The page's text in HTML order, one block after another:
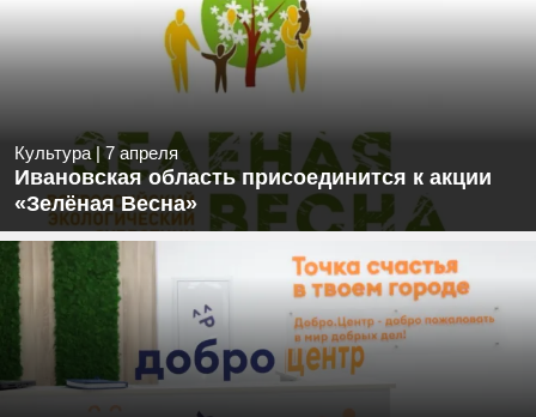
Культура|7 апреля
Ивановская область присоединится к акции
«Зелёная Весна»